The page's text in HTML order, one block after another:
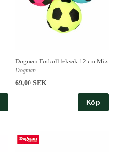
Dogman Fotboll leksak 12 cm Mix
Dogman
69,00 SEK
Köp